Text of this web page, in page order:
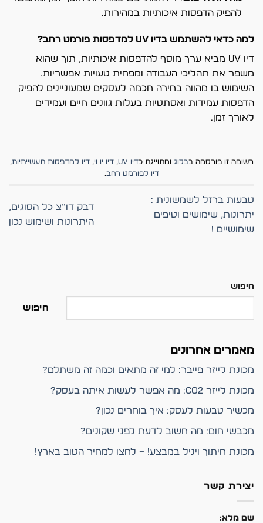
להפיק הדפסות איכותיות במהירות.
למה כדאי להשתמש בדיו UV למדפסות פורמט רחב?
דיו UV מביא ערך מוסף להדפסות איכותיות, תוך שהוא
משפר את תהליכי העבודה ומפחית טעויות אפשריות.
השימוש בו מהווה בחירה חכמה לעסקים שמעוניינים להפיק
הדפסות עמידות ואסתטיות בעלות גוונים חיים ועמידים
לאורך זמן.
רשומה זו פורסמה בבלוג ומתוייגת כדיו UV ,דיו יו וי,דיו למדפסות תעשייתיות,
דיו לפורמט רחב.
טבעות ברזל לשמשונית :
יתרונות, שימושים וטיפים
שימושיים !
דבק דו”צ כל הסוגים,
היתרונות ושימוש נכון
חיפוש
חיפוש
מאמרים אחרונים
מכונת לייזר פייבר: למי זה מתאים וכמה זה משתלם?
מכונת לייזר CO2: מה אפשר לעשות איתה בעסק?
מכשיר טבעות לעסק: איך בוחרים נכון?
מכבשי חום: מה חשוב לדעת לפני שקונים?
מכונת חיתוך ויניל במבצע! – לחצו למחיר הטוב בארץ!
יצירת קשר
שם מלא: